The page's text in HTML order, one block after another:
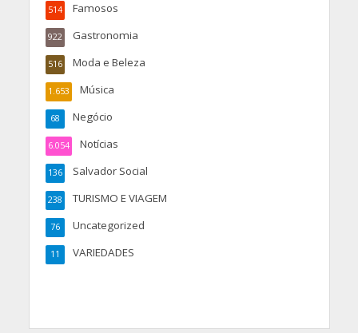
Famosos
514
Gastronomia
922
Moda e Beleza
516
Música
1.653
Negócio
68
Notícias
6.054
Salvador Social
136
TURISMO E VIAGEM
238
Uncategorized
76
VARIEDADES
11